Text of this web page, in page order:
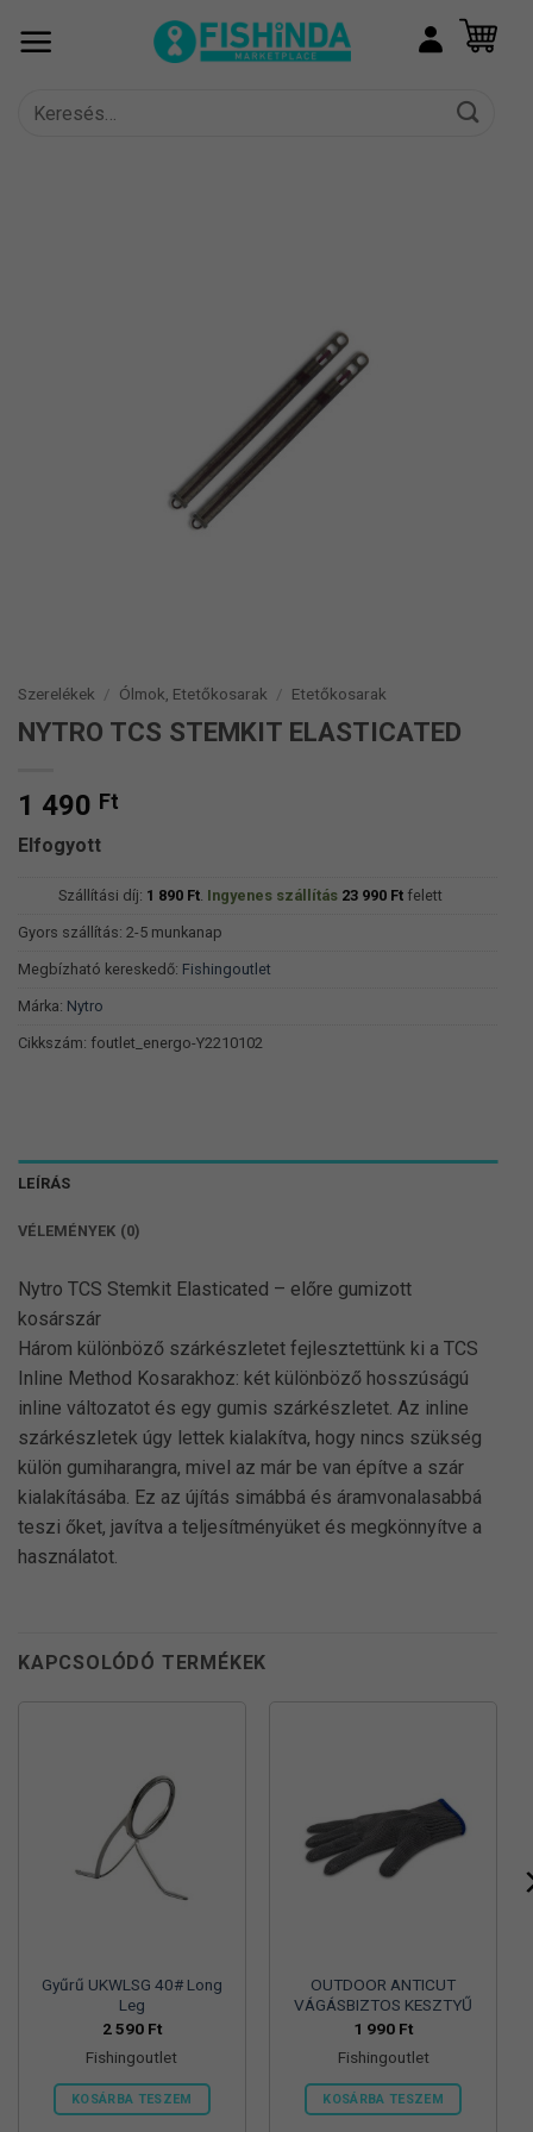
Keresés
Szerelékek / Ólmok, Etetőkosarak / Etetőkosarak
NYTRO TCS STEMKIT ELASTICATED
1 490 Ft
Elfogyott
Szállítási díj: 1 890 Ft. Ingyenes szállítás 23 990 Ftfelett
Gyors szállítás: 2-5 munkanap
Megbízható kereskedő: Fishingoutlet
Márka: Nytro
Cikkszám: foutlet_energo-Y2210102
LEÍRÁS
VÉLEMÉNYEK (0)
Nytro TCS Stemkit Elasticated – előre gumizott
kosárszár
Három különböző szárkészletet fejlesztettünk ki a TCS
Inline Method Kosarakhoz: két különböző hosszúságú
inline változatot és egy gumis szárkészletet. Az inline
szárkészletek úgy lettek kialakítva, hogy nincs szükség
külön gumiharangra, mivel az már be van építve a szár
kialakításába. Ez az újítás simábbá és áramvonalasabbá
teszi őket, javítva a teljesítményüket és megkönnyítve a
használatot.
KAPCSOLÓDÓ TERMÉKEK
Gyűrű UKWLSG 40# Long
Leg
2 590 Ft
Fishingoutlet
KOSÁRBA TESZEM
OUTDOOR ANTICUT
VÁGÁSBIZTOS KESZTYŰ
1 990 Ft
Fishingoutlet
KOSÁRBA TESZEM